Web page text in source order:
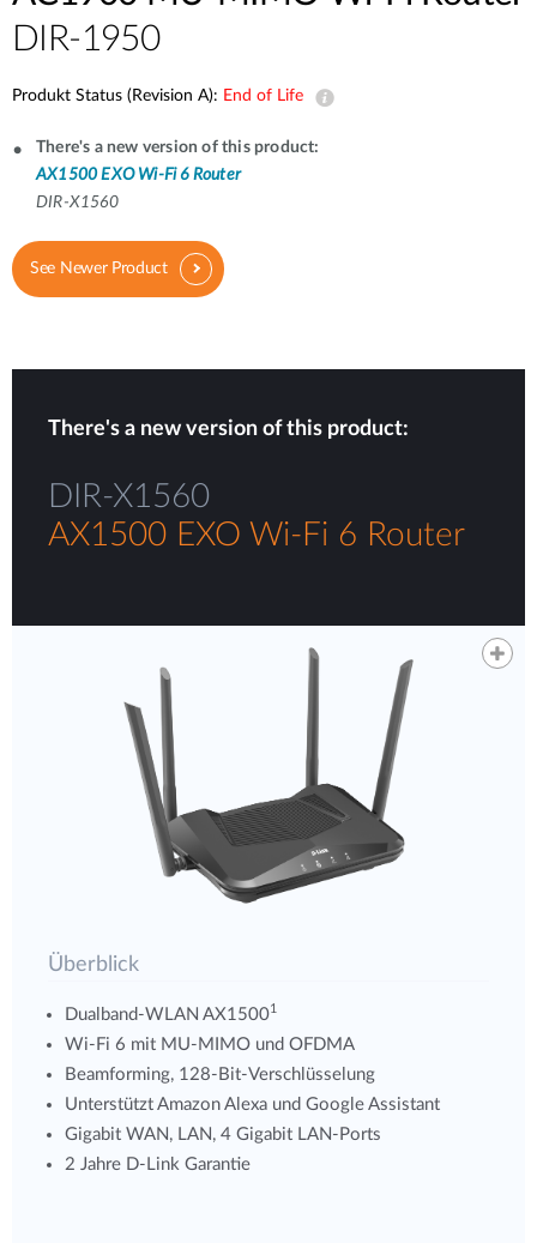
DIR-1950
Produkt Status (Revision A): End of Life
There's a new version of this product:
AX1500 EXO Wi-Fi 6 Router
DIR-X1560
See Newer Product
There's a new version of this product:
DIR-X1560
AX1500 EXO Wi-Fi 6 Router
Überblick
Dualband-WLAN AX15001
Wi-Fi 6 mit MU-MIMO und OFDMA
Beamforming, 128-Bit-Verschlüsselung
Unterstützt Amazon Alexa und Google Assistant
Gigabit WAN, LAN, 4 Gigabit LAN-Ports
2 Jahre D-Link Garantie